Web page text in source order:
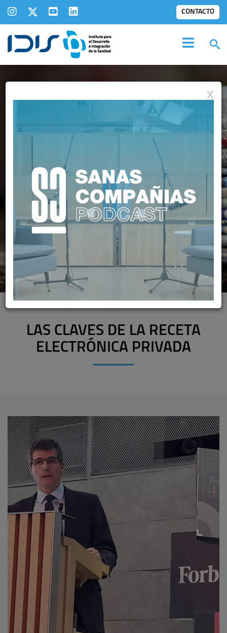
CONTACTO
IDIS EN LOSMEDIOS
LAS CLAVES DE LA RECETA
ELECTRÓNICA PRIVADA
X